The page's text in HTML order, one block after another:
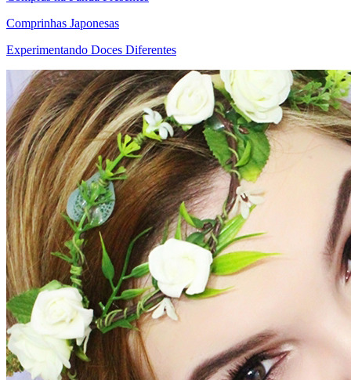
Comprinhas Japonesas
Experimentando Doces Diferentes